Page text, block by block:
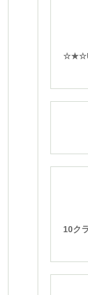
10ク